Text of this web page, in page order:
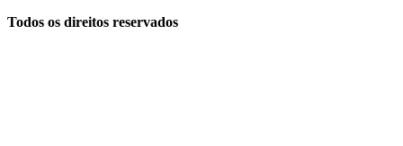
Todos os direitos reservados